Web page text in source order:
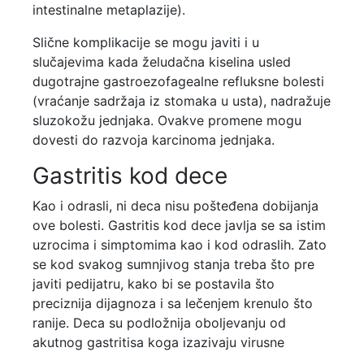
intestinalne metaplazije).
Slične komplikacije se mogu javiti i u
slučajevima kada želudačna kiselina usled
dugotrajne gastroezofagealne refluksne bolesti
(vraćanje sadržaja iz stomaka u usta), nadražuje
sluzokožu jednjaka. Ovakve promene mogu
dovesti do razvoja karcinoma jednjaka.
Gastritis kod dece
Kao i odrasli, ni deca nisu pošteđena dobijanja
ove bolesti. Gastritis kod dece javlja se sa istim
uzrocima i simptomima kao i kod odraslih. Zato
se kod svakog sumnjivog stanja treba što pre
javiti pedijatru, kako bi se postavila što
preciznija dijagnoza i sa lečenjem krenulo što
ranije. Deca su podložnija oboljevanju od
akutnog gastritisa koga izazivaju virusne